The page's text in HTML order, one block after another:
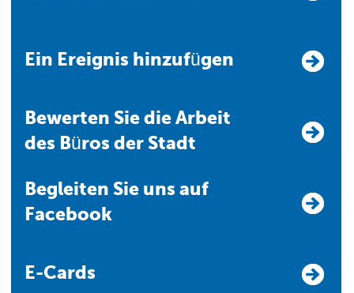
Ein Ereignis hinzufügen
Bewerten Sie die Arbeit
des Büros der Stadt
Begleiten Sie uns auf
Facebook
E-Cards